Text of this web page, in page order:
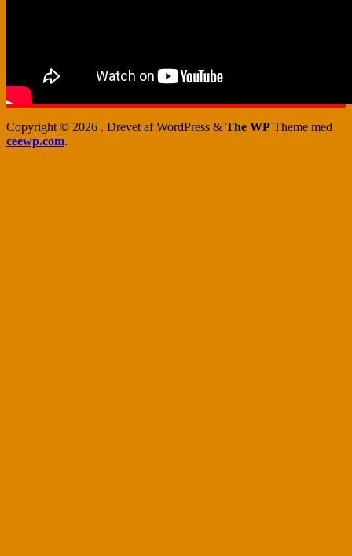
Copyright © 2026 . Drevet af WordPress & The WP Theme med
ceewp.com.